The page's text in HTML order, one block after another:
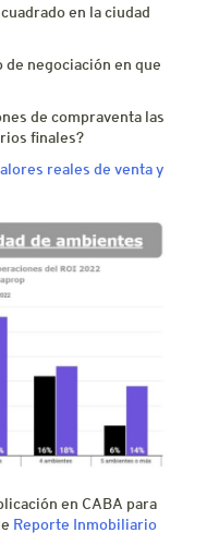
en la ciudad
negociación en que
de compraventa las
finales?
reales de venta y
en CABA para
Reporte Inmobiliario